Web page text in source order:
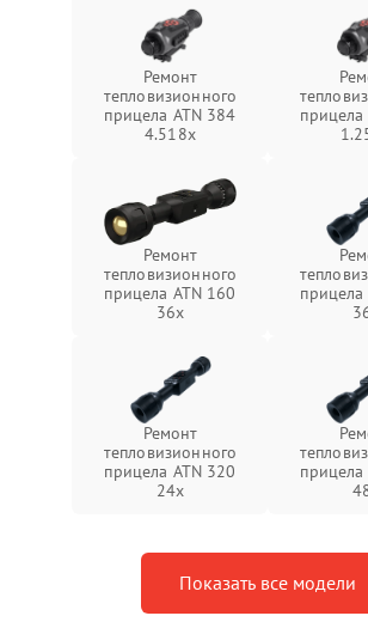
Ремонт
тепловизионного
прицела ATN 384
4.518x
Ремонт
тепловизионного
прицела ATN 160
36x
прицела
Ремонт
тепловизионного
прицела ATN 320
24x
прицела
Показать все модели